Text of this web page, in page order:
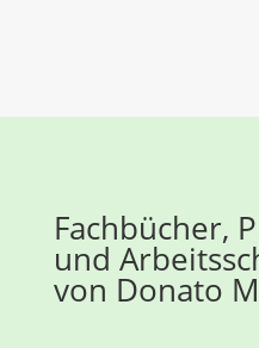
Fachbücher,
und
von Donato